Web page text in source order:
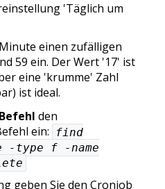
'Täglich um
einen zufälligen
59 ein. Der Wert '17' ist
eine 'krumme' Zahl
ist ideal.
Befehl den
ein:
find
-type f -name
geben Sie den Cronjob